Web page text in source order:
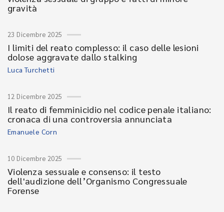
gravità
23 Dicembre 2025
I limiti del reato complesso: il caso delle lesioni
dolose aggravate dallo stalking
Luca Turchetti
12 Dicembre 2025
Il reato di femminicidio nel codice penale italiano:
cronaca di una controversia annunciata
Emanuele Corn
10 Dicembre 2025
Violenza sessuale e consenso: il testo
dell'audizione dell’Organismo Congressuale
Forense